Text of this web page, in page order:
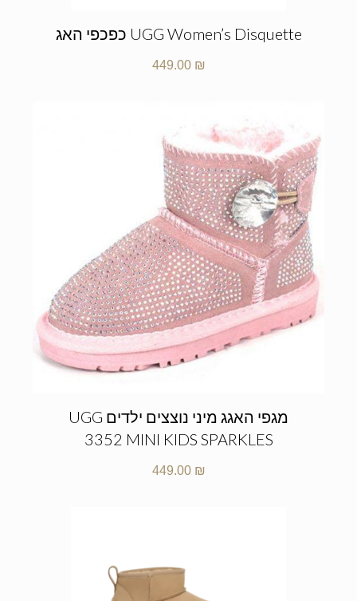
UGG Women’s Disquette כפכפי האג
449.00 ₪
מגפי האגג מיני נוצצים ילדים UGG
3352 MINI KIDS SPARKLES
449.00 ₪